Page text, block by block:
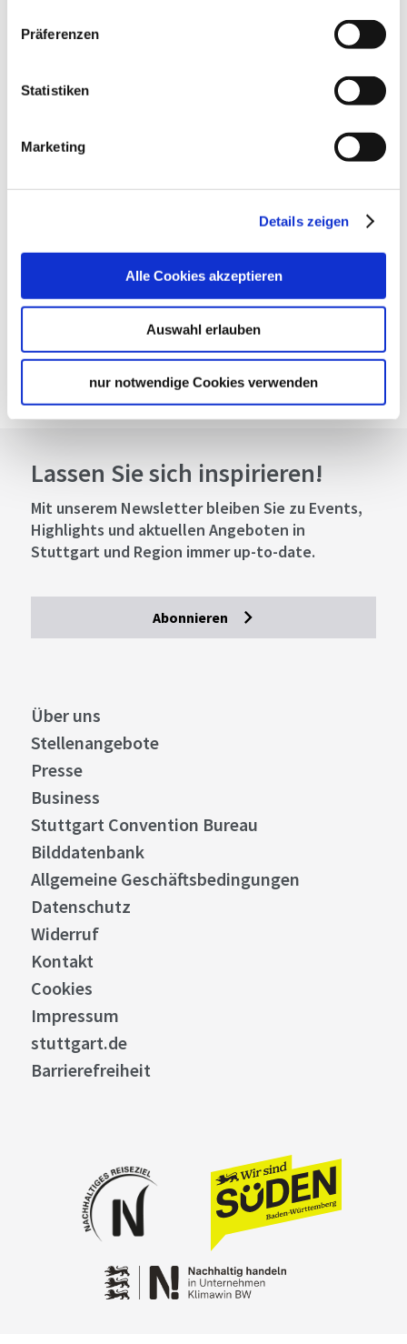
Präferenzen
Statistiken
Marketing
Details zeigen
Alle Cookies akzeptieren
Auswahl erlauben
nur notwendige Cookies verwenden
Mail:tourismus@plochingen.de
Veranstalter: PlochingenInfo
Verkehrs- und Tarifverbund Stuttgart GmbH
Google Maps Route
Kundenbewertungen
Lassen Sie sich inspirieren!
Mit unserem Newsletter bleiben Sie zu Events,
Highlights und aktuellen Angeboten in
Stuttgart und Region immer up-to-date.
Abonnieren
Über uns
Stellenangebote
Presse
Business
Stuttgart Convention Bureau
Bilddatenbank
Allgemeine Geschäftsbedingungen
Datenschutz
Widerruf
Kontakt
Cookies
Impressum
stuttgart.de
Barrierefreiheit